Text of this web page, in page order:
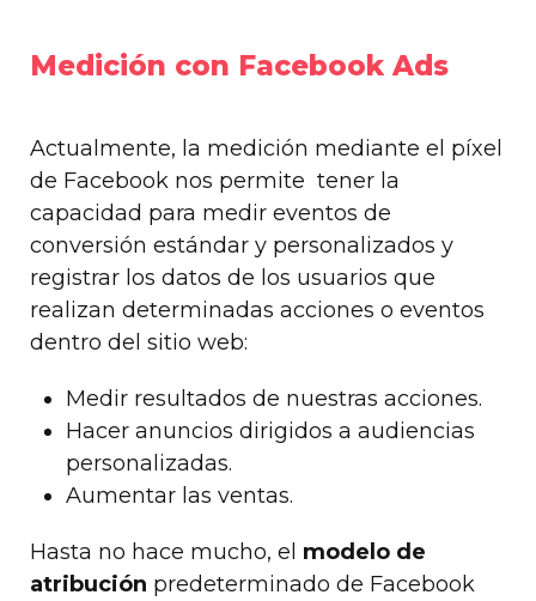
Medición con Facebook Ads
Actualmente, la medición mediante el píxel
de Facebook nos permite tener la
capacidad para medir eventos de
conversión estándar y personalizados y
registrar los datos de los usuarios que
realizan determinadas acciones o eventos
dentro del sitio web:
Medir resultados de nuestras acciones.
Hacer anuncios dirigidos a audiencias
personalizadas.
Aumentar las ventas.
Hasta no hace mucho, el modelo de
atribución predeterminado de Facebook